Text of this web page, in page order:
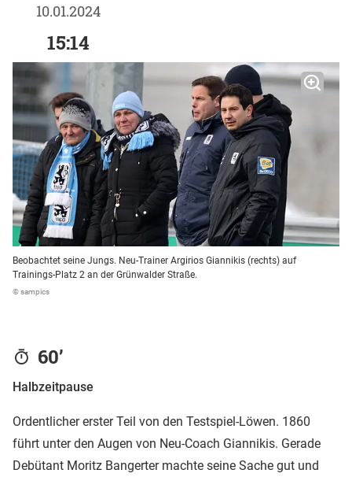
10.01.2024
15:14
Beobachtet seine Jungs. Neu-Trainer Argirios Giannikis (rechts) auf
Trainings-Platz 2 an der Grünwalder Straße.
© sampics
60’
Halbzeitpause
Ordentlicher erster Teil von den Testspiel-Löwen. 1860
führt unter den Augen von Neu-Coach Giannikis. Gerade
Debütant Moritz Bangerter machte seine Sache gut und